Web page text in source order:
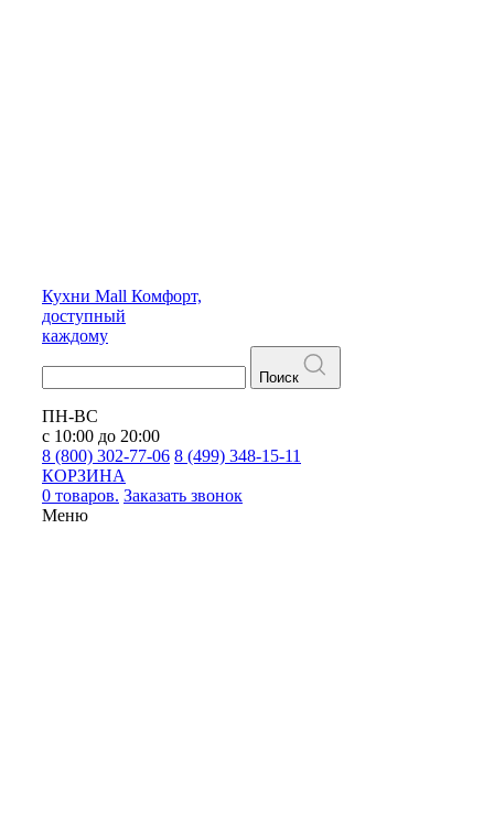
Кухни Mall Комфорт,
доступный
каждому
Поиск
ПН-ВС
с 10:00 до 20:00
8 (800) 302-77-06 8 (499) 348-15-11
КОРЗИНА
0 товаров. Заказать звонок
Меню